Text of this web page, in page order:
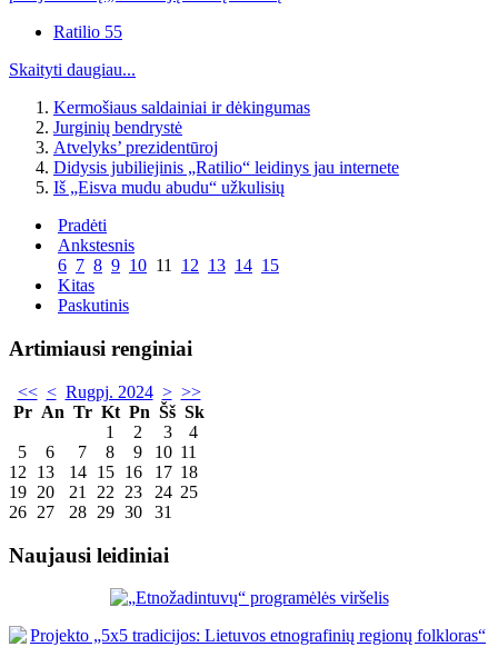
Ratilio 55
Skaityti daugiau...
Kermošiaus saldainiai ir dėkingumas
Jurginių bendrystė
Atvelyks’ prezidentūroj
Didysis jubiliejinis „Ratilio“ leidinys jau internete
Iš „Eisva mudu abudu“ užkulisių
Pradėti
Ankstesnis
6 7 8 9 10 11 12 13 14 15
Kitas
Paskutinis
Artimiausi renginiai
<< < Rugpj. 2024 > >>
Pr An Tr Kt Pn Šš Sk
1
2 3
4
5
6 7 8 9 10 11
12
13 14 15 16 17 18
19 20 21 22 23 24 25
26 27 28 29 30 31
Naujausi leidiniai